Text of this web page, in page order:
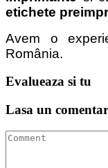
etichete
Avem o
România.
Evalueaza si tu
Lasa un